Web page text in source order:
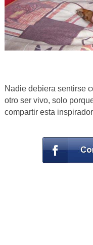
Nadie debiera sentirse
otro ser vivo, solo
compartir esta